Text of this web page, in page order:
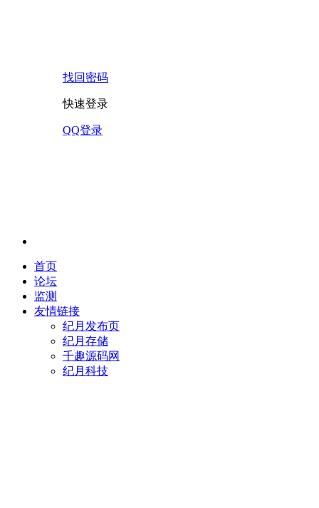
找回密码
快速登录
QQ登录
首页
论坛
监测
友情链接
纪月发布页
纪月存储
千趣源码网
纪月科技